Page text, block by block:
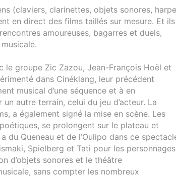
(claviers, clarinettes, objets sonores,
en direct des films taillés sur mesure. Et ils
amoureuses, bagarres et duels,
le groupe Zic Zazou, Jean-François Hoël et
dans Cinéklang, leur précédent
musical d’une séquence et à en
autre terrain, celui du jeu d’acteur. La
a également signé la mise en scène. Les
se prolongent sur le plateau et
du Queneau et de l’Oulipo dans ce
Spielberg et Tati pour les
d’objets sonores et le théâtre
sans compter les nombreux